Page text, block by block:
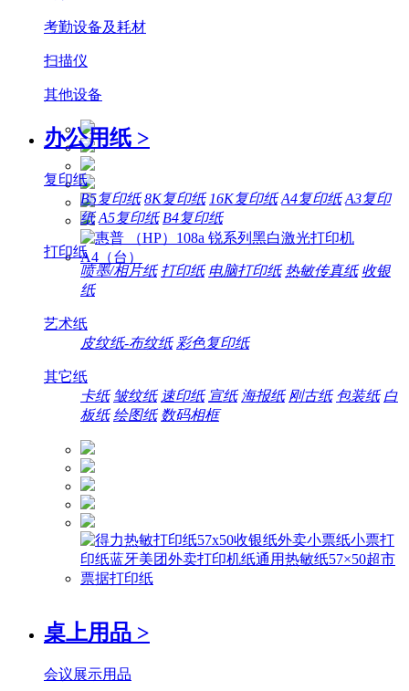
考勤设备及耗材
扫描仪
其他设备
办公用纸 >
复印纸
B5复印纸 8K复印纸 16K复印纸 A4复印纸 A3复印
纸 A5复印纸 B4复印纸
打印纸
喷墨/相片纸 打印纸 电脑打印纸 热敏传真纸 收银
纸
艺术纸
皮纹纸-布纹纸 彩色复印纸
其它纸
卡纸 皱纹纸 速印纸 宣纸 海报纸 刚古纸 包装纸 白
板纸 绘图纸 数码相框
桌上用品 >
会议展示用品